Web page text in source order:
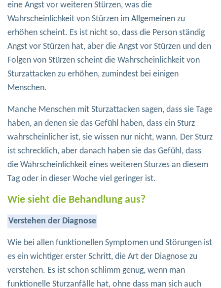
eine Angst vor weiteren Stürzen, was die
Wahrscheinlichkeit von Stürzen im Allgemeinen zu
erhöhen scheint. Es ist nicht so, dass die Person ständig
Angst vor Stürzen hat, aber die Angst vor Stürzen und den
Folgen von Stürzen scheint die Wahrscheinlichkeit von
Sturzattacken zu erhöhen, zumindest bei einigen
Menschen.
Manche Menschen mit Sturzattacken sagen, dass sie Tage
haben, an denen sie das Gefühl haben, dass ein Sturz
wahrscheinlicher ist, sie wissen nur nicht, wann. Der Sturz
ist schrecklich, aber danach haben sie das Gefühl, dass
die Wahrscheinlichkeit eines weiteren Sturzes an diesem
Tag oder in dieser Woche viel geringer ist.
Wie sieht die Behandlung aus?
Verstehen der Diagnose
Wie bei allen funktionellen Symptomen und Störungen ist
es ein wichtiger erster Schritt, die Art der Diagnose zu
verstehen. Es ist schon schlimm genug, wenn man
funktionelle Sturzanfälle hat, ohne dass man sich auch